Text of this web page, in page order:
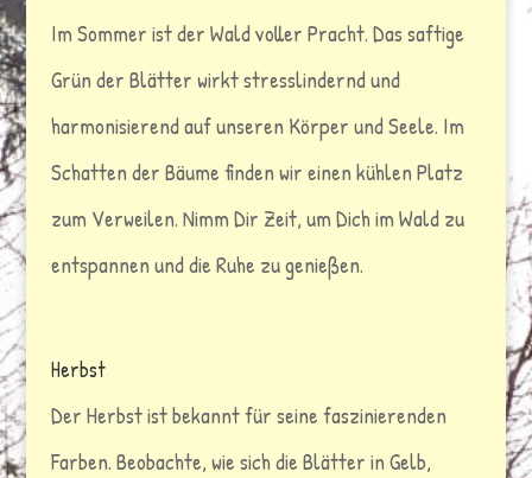
Im Sommer ist der Wald voller Pracht. Das saftige
Grün der Blätter wirkt stresslindernd und
harmonisierend auf unseren Körper und Seele. Im
Schatten der Bäume finden wir einen kühlen Platz
zum Verweilen. Nimm Dir Zeit, um Dich im Wald zu
entspannen und die Ruhe zu genießen.
Herbst
Der Herbst ist bekannt für seine faszinierenden
Farben. Beobachte, wie sich die Blätter in Gelb,